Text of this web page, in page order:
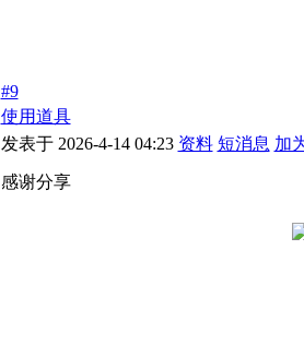
#9
使用道具
发表于 2026-4-14 04:23 资料 短消息 加
感谢分享